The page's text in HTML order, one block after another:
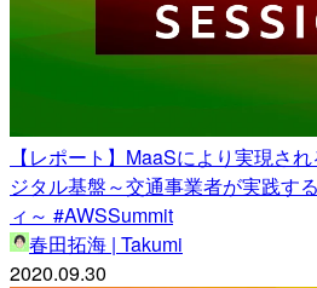
【レポート】MaaSにより実現さ
ジタル基盤～交通事業者が実践す
ィ～ #AWSSummit
春田拓海 | Takumi
2020.09.30